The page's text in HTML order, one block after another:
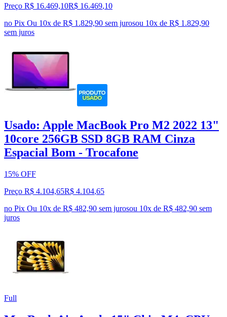
Preço R$ 16.469,10R$ 16.469,10
no Pix Ou 10x de R$ 1.829,90 sem jurosou 10x de R$ 1.829,90
sem juros
Usado: Apple MacBook Pro M2 2022 13"
10core 256GB SSD 8GB RAM Cinza
Espacial Bom - Trocafone
15% OFF
Preço R$ 4.104,65R$ 4.104,65
no Pix Ou 10x de R$ 482,90 sem jurosou 10x de R$ 482,90 sem
juros
Full